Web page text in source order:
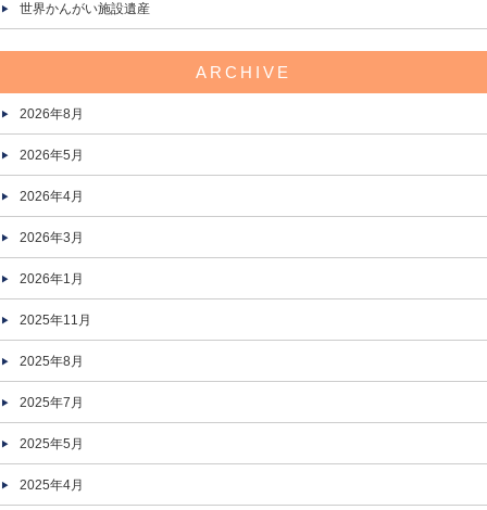
世界かんがい施設遺産
ARCHIVE
2026年8月
2026年5月
2026年4月
2026年3月
2026年1月
2025年11月
2025年8月
2025年7月
2025年5月
2025年4月